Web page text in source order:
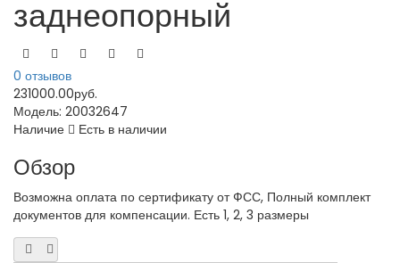
заднеопорный
0 отзывов
231000.00руб.
Модель: 20032647
Наличие
Есть в наличии
Обзор
Возможна оплата по сертификату от ФСС, Полный комплект
документов для компенсации. Есть 1, 2, 3 размеры